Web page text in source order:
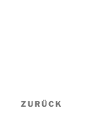
Vorheriger
ZURÜCK